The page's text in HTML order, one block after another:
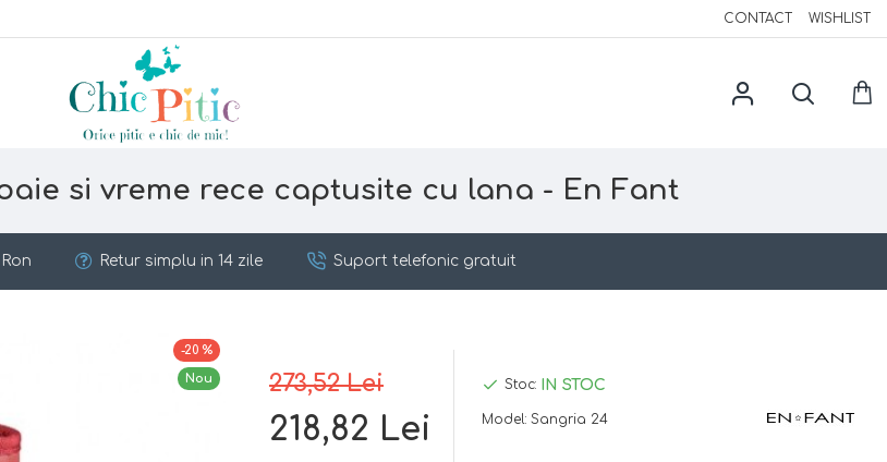
CONTACT WISHLIST
si vreme rece captusite cu lana - En Fant
Retur simplu in 14 zile Suport telefonic gratuit
Nou
-20 %
273,52 Lei
218,82 Lei
Stoc: IN STOC
Model: Sangria 24